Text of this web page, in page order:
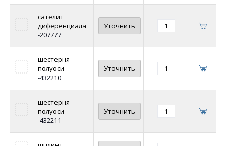
сателит
диференциала
-207777
Уточнить
шестерня
полуоси
-432210
Уточнить
шестерня
полуоси
-432211
Уточнить